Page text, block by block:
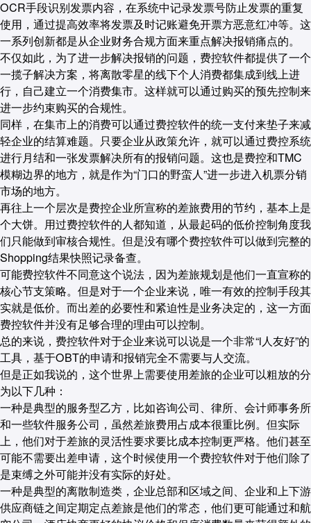
OCR手段识别发票内容，在系统中记录发票号防止发票的重复
使用，通过提高效率将发票及时记账避免开票方恶意红冲等。这
一系列创新都是从企业财务合规方面来重点解决报销痛点的。
不仅如此，为了进一步解决报销的问题，费控软件都提供了一个
一揽子解决方案，将离散零星的线下个人消费都集成到线上进
行，自己建立一个消费集市。这样就可以通过购买的预先控制来
进一步约束购买的合规性。
同样，在集市上的消费可以通过费控软件的统一支付来垫子来减
轻企业的结算难题。只要企业从政策允许，就可以通过费控系统
进行月结和一张发票解决所有的报销问题。这也是费控和TMC
模糊边界的地方，就是作为“门口的野蛮人”进一步进入机票分销
市场的地方。
再往上一个层次是费控企业所宣称的差旅费用的节约，基本上是
个大饼。用过费控软件的人都知道，从最起码的低价控制角度我
们只能做到审核合规性。但是没有哪个费控软件可以做到完整的
Shopping结果快照记录备查。
可能费控软件不同意这个说法，因为差旅规划是他们一直宣称的
核心节支策略。但是对于一个企业来说，唯一有效的控制手段其
实就是低价。而出差的必要性和紧迫性是业务决定的，这一方面
费控软件并没有足够合理的理由可以控制。
总的来说，费控软件对于企业来说可以说是一个非常“i人友好”的
工具，基于OBT的申请和报销完全不需要与人交流。
但是正如我说的，这个世界上需要使用差旅的企业可以粗放的分
为以下几种：
一种是典型的服务型乙方，比如咨询公司、律所、会计师事务所
和一些软件服务公司，虽然差旅费用占成本很重比例。但实际
上，他们对于差旅的灵活性要求要比成本控制更严格。他们甚至
可能不需要出差申请，这个时候使用一个费控软件对于他们除了
是束缚之外可能并没有实际的好处。
一种是典型的离散制造类，企业总部和区域之间、企业和上下游
供应商链之间定期定点差旅是他们的常态，他们更可能通过和航